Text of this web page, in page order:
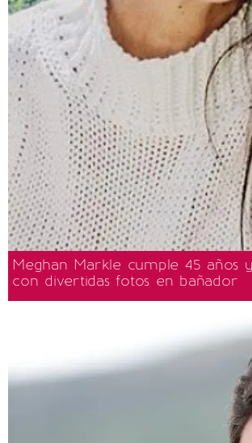
Meghan Markle cumple 45 años
con divertidas fotos en bañador